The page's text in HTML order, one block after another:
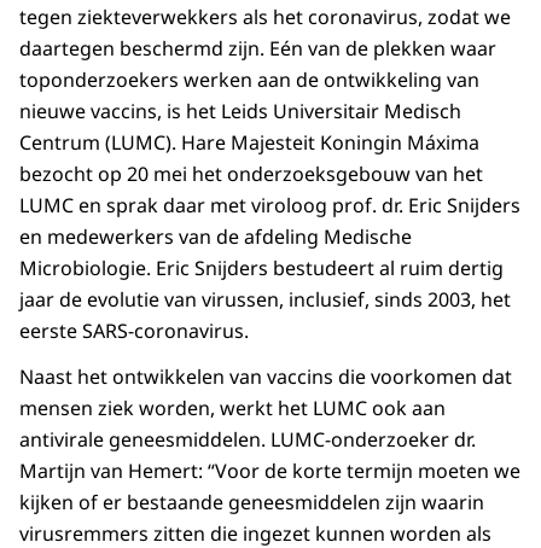
tegen ziekteverwekkers als het coronavirus, zodat we
daartegen beschermd zijn. Eén van de plekken waar
toponderzoekers werken aan de ontwikkeling van
nieuwe vaccins, is het Leids Universitair Medisch
Centrum (LUMC). Hare Majesteit Koningin Máxima
bezocht op 20 mei het onderzoeksgebouw van het
LUMC en sprak daar met viroloog prof. dr. Eric Snijders
en medewerkers van de afdeling Medische
Microbiologie. Eric Snijders bestudeert al ruim dertig
jaar de evolutie van virussen, inclusief, sinds 2003, het
eerste SARS-coronavirus.
Naast het ontwikkelen van vaccins die voorkomen dat
mensen ziek worden, werkt het LUMC ook aan
antivirale geneesmiddelen. LUMC-onderzoeker dr.
Martijn van Hemert: “Voor de korte termijn moeten we
kijken of er bestaande geneesmiddelen zijn waarin
virusremmers zitten die ingezet kunnen worden als